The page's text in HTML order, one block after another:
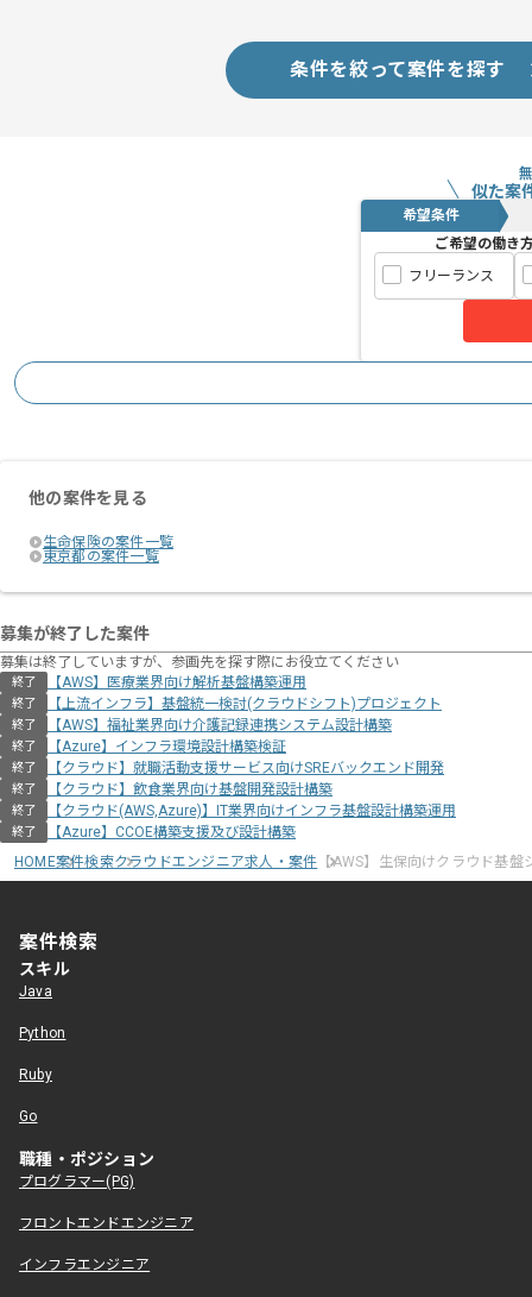
条件を絞って案件を探す
似た案
希望条件
ご希望の働き
フリーランス
他の案件を見る
生命保険の案件一覧
東京都の案件一覧
募集が終了した案件
募集は終了していますが、参画先を探す際にお役立てください
終了 【AWS】医療業界向け解析基盤構築運用
終了 【上流インフラ】基盤統一検討(クラウドシフト)プロジェクト
終了 【AWS】福祉業界向け介護記録連携システム設計構築
終了 【Azure】インフラ環境設計構築検証
終了 【クラウド】就職活動支援サービス向けSREバックエンド開発
終了 【クラウド】飲食業界向け基盤開発設計構築
終了 【クラウド(AWS,Azure)】IT業界向けインフラ基盤設計構築運用
終了
【Azure】CCOE構築支援及び設計構築
HOME案件検索クラウドエンジニア求人・案件 【AWS】生保向けクラウド基
案件検索
スキル
Java
Python
Ruby
Go
職種・ポジション
プログラマー(PG)
フロントエンドエンジニア
インフラエンジニア